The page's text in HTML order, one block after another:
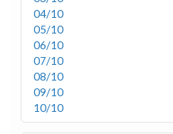
04/10
05/10
06/10
07/10
08/10
09/10
10/10